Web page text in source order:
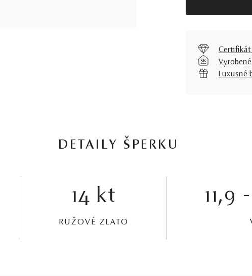
Luxusné
DETAILY ŠPERKU
14 kt
RUŽOVÉ ZLATO
11,9